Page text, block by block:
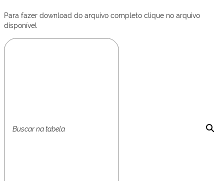
Para fazer download do arquivo completo clique no arquivo
disponível